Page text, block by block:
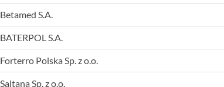
Betamed S.A.
BATERPOL S.A.
Forterro Polska Sp. z o.o.
Saltana Sp. z o.o.